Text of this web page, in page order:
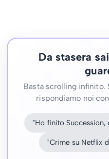
Da stasera
Basta scrolling infinito.
rispondiamo noi
"Ho finito Succession,
"Crime su Netflix